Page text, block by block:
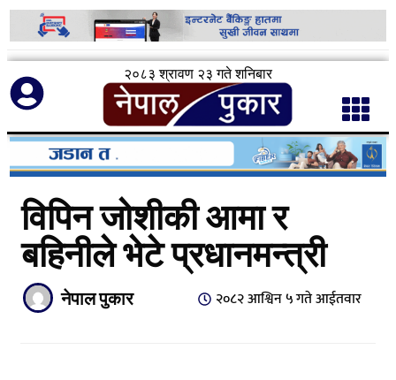
२०८३ श्रावण २३ गते शनिबार
विपिन जोशीकी आमा र
बहिनीले भेटे प्रधानमन्त्री
नेपाल पुकार २०८२ आश्विन ५ गते आईतवार